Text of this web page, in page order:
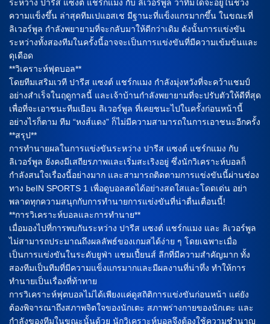
ระหว่าง ปารีส แซงต์ แชร์กแมง กับ ลิเวอร์พูล ว่าทีมใดจะอยู่ในช่วง
ความแข็งขึ้น ล่าสุดทีมเปแอสเช มีฐานะที่แข็งแกรมากขึ้น ในขณะที่
ลิเวอร์พูล กำลังพยายามที่จะกลับมาให้ดีกว่าเดิม ดังนั้นการแข่งขัน
ระหว่างทั้งสองทีมในครั้งนี้อาจจะเป็นการแข่งขันที่มีความเข้มข้นและ
ดุเดือด
**วิเคราะห์ฟุตบอล**
โดยทีมเสริมเวที ปารีส แซงต์ แชร์กแมง กำลังมุ่งหวังที่จะคว้าแชมป์
อย่างสำเร็จในฤดูกาลนี้ และเจ้าบ้านกำลังพยายามที่จะปรับตัวให้ดีที่สุด
เพื่อที่จะเอาชนะทีมเยือน ลิเวอร์พูล ที่เคยชนะไปในครั้งก่อนหน้านี้
อย่างไรก็ตาม ทีม “หงส์แดง” ก็ไม่มีความสามารถในการเอาชนะอีกครั้ง
**สรุป**
การทำนายผลในการแข่งขันระหว่าง ปารีส แซงต์ แชร์กแมง กับ
ลิเวอร์พูล ยังคงมีเสถียรภาพและเริ่มสะเริงอยู่ ซึ่งนักวิเคราะห์บอลก็
กำลังสนใจเรื่องนี้อย่างมาก และสามารถติดตามการแข่งขันนี้ผ่านช่อง
ทาง beIN SPORTS 1 เพื่อดูบอลสดได้อย่างสดใสและโดดเด่น อย่า
พลาดทุกความสนุกกับการทำนายการแข่งขันที่น่าตื่นเตื่อนนี้!
**การวิเคราะห์บอลและการทำนาย**
เมื่อมองไปที่การพบกันระหว่าง ปารีส แซงต์ แชร์กแมง และ ลิเวอร์พูล
ไม่สามารถประมาณถึงผลลัพธ์ของเกมสได้ง่าย ๆ โดยเฉพาะเมื่อ
เป็นการแข่งขันในระดับยูฟ่า แชมเปี้ยนส์ ลีกที่มีความสำคัญมาก ทั้ง
สองทีมเป็นทีมที่มีความแข็งแกรมากและมีผลงานที่น่าทึ่ง ทำให้การ
ทำนายเป็นเรื่องที่ท้าทาย
การวิเคราะห์ฟุตบอลไม่ได้เพียงแค่ดูสถิติการแข่งขันก่อนหน้า แต่ยัง
ต้องพิจารณาถึงสภาพจิตใจของนักเตะ สภาพร่างกายของนักเตะ และ
กำลังของทีมในขณะนั้นด้วย นักวิเคราะห์บอลจึงต้องใช้ความชำนาญ